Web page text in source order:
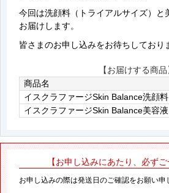
今回は洗顔料（トライアルサイズ）と
お届けします。
皆さまのお申し込みをお待ちしており
【お届けする商品
商品名
イスクラファージSkin Balance洗顔
イスクラファージSkin Balance美容
【お申し込みにあたり、必ずご
お申し込みの際は発送日のご確認をお願い申